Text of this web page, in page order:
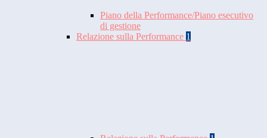
Piano della Performance/Piano esecutivo
di gestione
Relazione sulla Performance 1